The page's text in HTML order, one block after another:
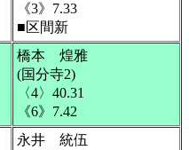
《3》7.33
■区間新
橋本 煌雅
(国分寺2)
〈4〉40.31
《6》7.42
永井 統伍